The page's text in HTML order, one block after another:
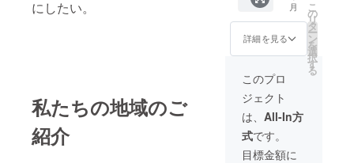
にしたい。
私たちの地域のご
紹介
月
詳細を見る
こ
の
リ
タ
ー
ン
を
選
択
す
る
このプロ
ジェクト
は、 All-In方
式です。
目標金額に